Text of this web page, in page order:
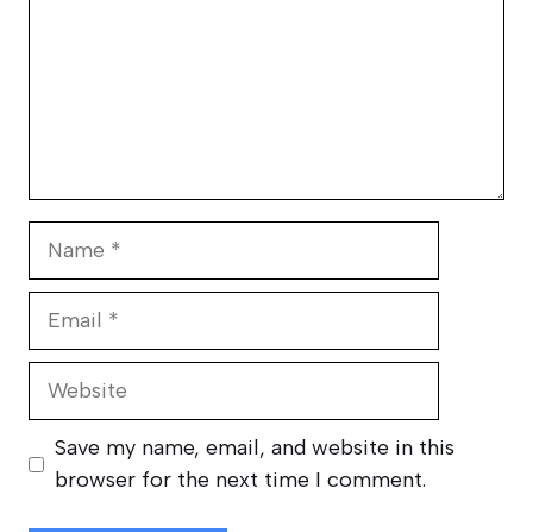
Website
Save my name, email, and website in this
browser for the next time I comment.